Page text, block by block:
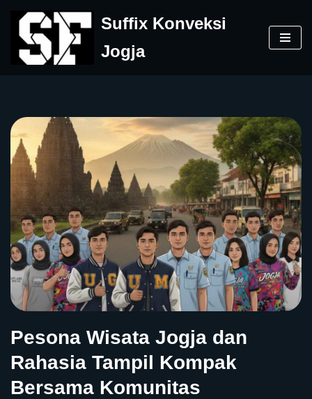
Skip
to
Suffix Konveksi
Jogja
Pesona Wisata Jogja dan
Rahasia Tampil Kompak
Bersama Komunitas